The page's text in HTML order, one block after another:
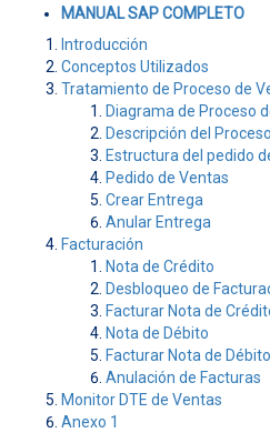
MANUAL SAP COMPLETO
Introducción
Conceptos Utilizados
Tratamiento de Proceso de
Diagrama de Proceso
Descripción del Proceso
Estructura del pedido
Pedido de Ventas
Crear Entrega
Anular Entrega
Facturación
Nota de Crédito
Desbloqueo de
Facturar Nota de
Nota de Débito
Facturar Nota de Débito
Anulación de Facturas
Monitor DTE de Ventas
Anexo 1